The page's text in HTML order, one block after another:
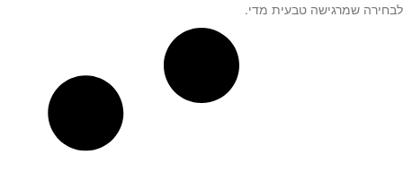
לבחירה שמרגישה טבעית מדי.